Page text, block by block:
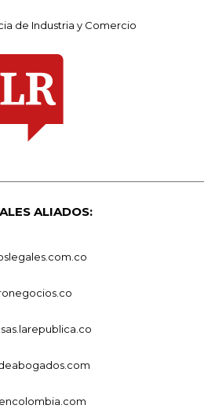
de Industria y Comercio
ALIADOS: